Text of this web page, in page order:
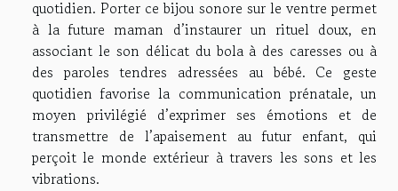
quotidien. Porter ce bijou sonore sur le ventre permet
à la future maman d’instaurer un rituel doux, en
associant le son délicat du bola à des caresses ou à
des paroles tendres adressées au bébé. Ce geste
quotidien favorise la communication prénatale, un
moyen privilégié d’exprimer ses émotions et de
transmettre de l’apaisement au futur enfant, qui
perçoit le monde extérieur à travers les sons et les
vibrations.